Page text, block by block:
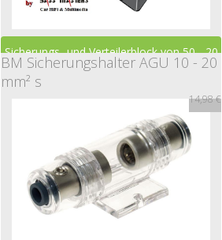
Sicherungs- und Verteilerblock von 50 - 20
105,00 €
BM Sicherungshalter AGU 10 - 20
mm² s
14,98 €